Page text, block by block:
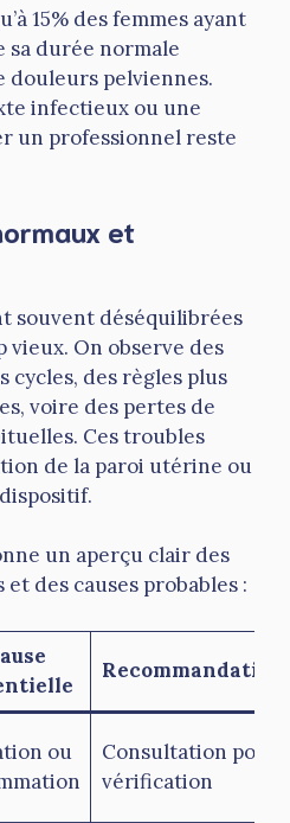
15% des femmes ayant
durée normale
douleurs pelviennes.
infectieux ou une
un professionnel reste
et
souvent déséquilibrées
On observe des
cycles, des règles plus
voire des pertes de
Ces troubles
de la paroi utérine ou
un aperçu clair des
des causes probables :
Recommandation
ou
Consultation pour
vérification